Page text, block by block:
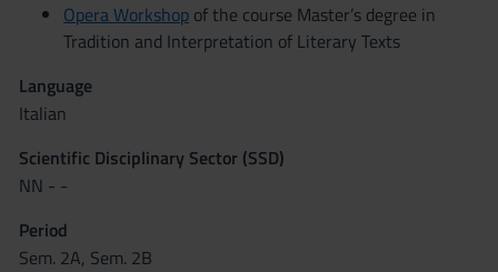
Opera Workshop of the course Master’s degree in
Tradition and Interpretation of Literary Texts
Language
Italian
Scientific Disciplinary Sector (SSD)
NN - -
Period
Sem. 2A, Sem. 2B